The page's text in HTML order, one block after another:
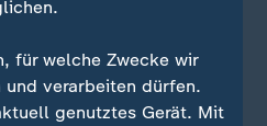
von
um
für welche Zwecke wir
und verarbeiten dürfen.
genutztes Gerät. Mit